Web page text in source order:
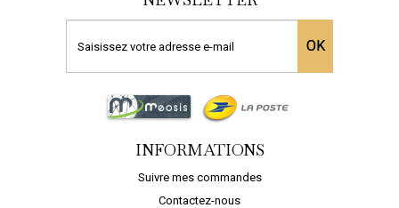
OK
INFORMATIONS
Suivre mes commandes
Contactez-nous